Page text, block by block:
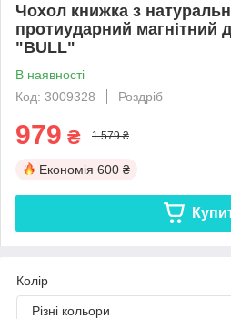
Чохол книжка з
протиударний магнітний
"BULL"
В наявності
Код: 3009328
Роздріб
979 ₴ 1 579 ₴
Економія 600 ₴
Колір
Різні кольори